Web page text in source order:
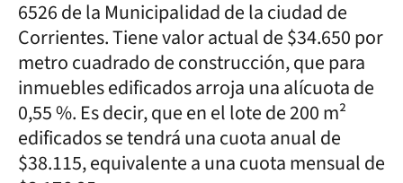
6526 de la Municipalidad de la ciudad de
Corrientes. Tiene valor actual de $34.650 por
metro cuadrado de construcción, que para
inmuebles edificados arroja una alícuota de
0,55 %. Es decir, que en el lote de 200 m²
edificados se tendrá una cuota anual de
$38.115, equivalente a una cuota mensual de